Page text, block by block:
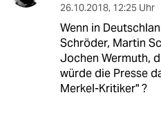
26.10.2018, 12:25 Uhr
Wenn in
Schröder, Martin
Jochen Wermuth,
würde die Presse
Merkel-Kritiker" ?